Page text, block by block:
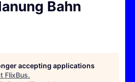
Bahn
accepting applications
FlixBus.